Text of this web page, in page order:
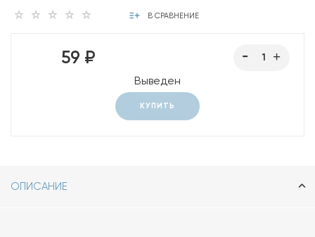
В СРАВНЕНИЕ
59 ₽
Выведен
КУПИТЬ
ОПИСАНИЕ